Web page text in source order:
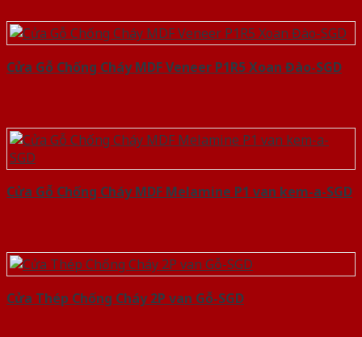
Cửa Gỗ Chống Cháy MDF Veneer P1R5 Xoan Đào-SGD
Cửa Gỗ Chống Cháy MDF Melamine P1 van kem-a-SGD
Cửa Thép Chống Cháy 2P van Gỗ-SGD